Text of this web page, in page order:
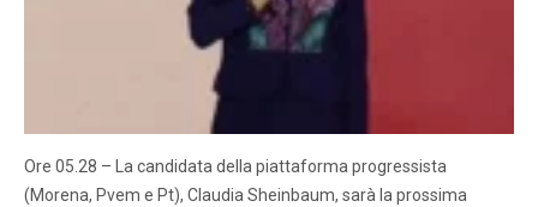
Ore 05.28 – La candidata della piattaforma progressista
(Morena, Pvem e Pt), Claudia Sheinbaum, sarà la prossima